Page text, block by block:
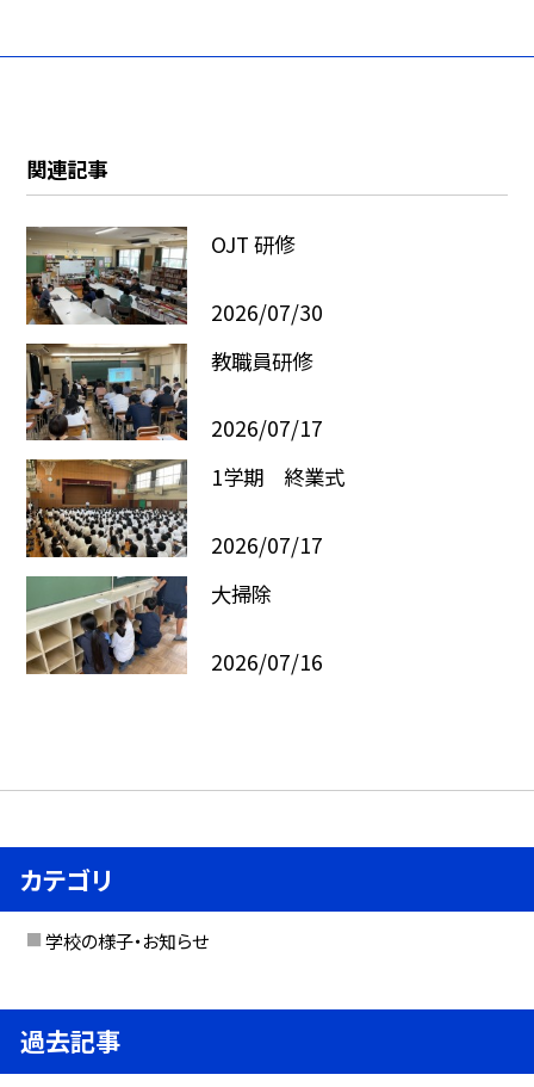
関連記事
OJT 研修
2026/07/30
教職員研修
2026/07/17
1学期 終業式
2026/07/17
大掃除
2026/07/16
カテゴリ
学校の様子・お知らせ
過去記事